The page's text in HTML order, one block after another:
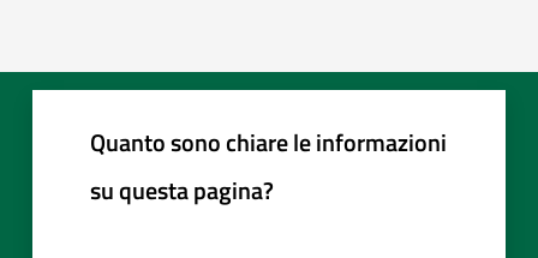
Quanto sono chiare le informazioni
su questa pagina?